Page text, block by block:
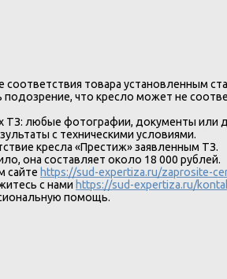
товара установленным
что кресло может не
любые фотографии, документы или
с техническими условиями.
кресла «Престиж» заявленным ТЗ.
она составляет около 18 000 рублей.
сайте https://sud-expertiza.ru/zaprosite-
с нами https://sud-expertiza.ru/
помощь.